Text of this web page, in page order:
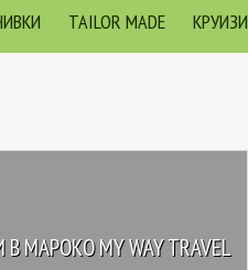
TAILOR MADE КРУИЗИ
МАРОКО MY WAY TRAVEL